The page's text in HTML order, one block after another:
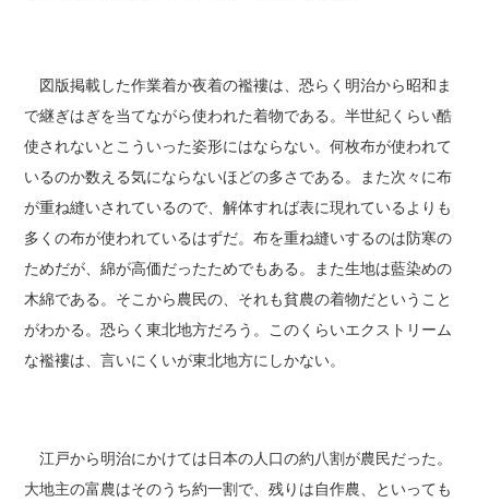
図版掲載した作業着か夜着の襤褸は、恐らく明治から昭和ま
で継ぎはぎを当てながら使われた着物である。半世紀くらい酷
使されないとこういった姿形にはならない。何枚布が使われて
いるのか数える気にならないほどの多さである。また次々に布
が重ね縫いされているので、解体すれば表に現れているよりも
多くの布が使われているはずだ。布を重ね縫いするのは防寒の
ためだが、綿が高価だったためでもある。また生地は藍染めの
木綿である。そこから農民の、それも貧農の着物だということ
がわかる。恐らく東北地方だろう。このくらいエクストリーム
な襤褸は、言いにくいが東北地方にしかない。
江戸から明治にかけては日本の人口の約八割が農民だった。
大地主の富農はそのうち約一割で、残りは自作農、といっても